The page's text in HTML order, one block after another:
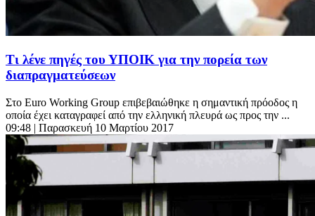
Τι λένε πηγές του ΥΠΟΙΚ για την πορεία των
διαπραγματεύσεων
Στο Euro Working Group επιβεβαιώθηκε η σημαντική πρόοδος η
οποία έχει καταγραφεί από την ελληνική πλευρά ως προς την ...
09:48 | Παρασκευή 10 Μαρτίου 2017